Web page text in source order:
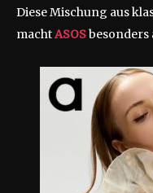
Diese Mischung aus
machtASOSbesonders